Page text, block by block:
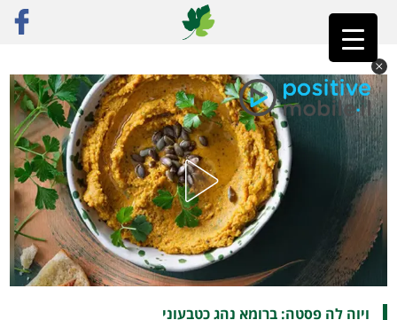
ראשי»פוסט נבחר ויוה לה פסטה: ברומא נהג כטבעוני
ויוה לה פסטה: ברומא נהג כטבעוני